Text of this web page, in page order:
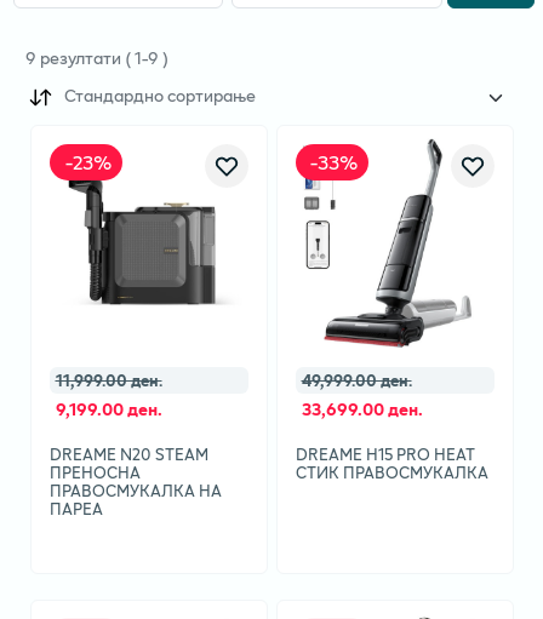
9 резултати (1-9)
Стандардно сортирање
-23%
11,999.00 ден.
9,199.00 ден.
DREAME N20 STEAM
ПРЕНОСНА
ПРАВОСМУКАЛКА НА
ПАРЕА
-33%
49,999.00 ден.
33,699.00 ден.
DREAME H15 PRO HEAT
СТИК ПРАВОСМУКАЛКА